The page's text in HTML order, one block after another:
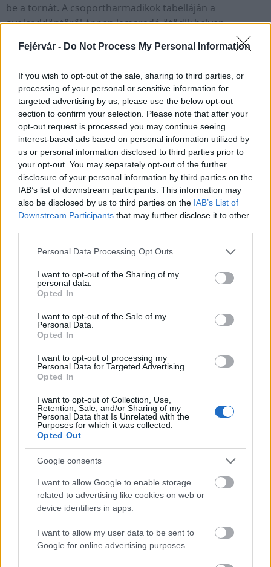
Fejérvár - Do Not Process My Personal Information
If you wish to opt-out of the sale, sharing to third parties, or
processing of your personal or sensitive information for
targeted advertising by us, please use the below opt-out
section to confirm your selection. Please note that after your
opt-out request is processed you may continue seeing
interest-based ads based on personal information utilized by
us or personal information disclosed to third parties prior to
your opt-out. You may separately opt-out of the further
disclosure of your personal information by third parties on the
IAB’s list of downstream participants. This information may
also be disclosed by us to third parties on the IAB’s List of
Downstream Participants that may further disclose it to other
Please note that this website/app uses one or more Google
not limited to your visit or usage behaviour. You may click to
grant or deny consent to Google and its third-party tags to
use your data for below specified purposes in below Google
consent section.
Personal Data Processing Opt Outs
I want to opt-out of the Sharing of my
personal data.
Opted In
I want to opt-out of the Sale of my
Personal Data.
Opted In
I want to opt-out of processing my
Personal Data for Targeted Advertising.
Opted In
I want to opt-out of Collection, Use,
Retention, Sale, and/or Sharing of my
Personal Data that Is Unrelated with the
Purposes for which it was collected.
Opted Out
Google consents
I want to allow Google to enable storage
related to advertising like cookies on web or
device identifiers in apps.
I want to allow my user data to be sent to
Google for online advertising purposes.
be a tornát. A csoportharmadikok tabelláján a
nyolcaddöntőről éppen lemaradó ötödik helyen
végeztek. Három éve az előző kontinensviadalon is a
csoportkörben búcsúztak Rossi tanítványai, akkor két
Portugália mögött.
A nemzeti együttes legközelebb szeptember 7-én a
Nemzetek Ligája negyedik idényének rajtján
Németország vendége lesz Düsseldorfban.
Országos hírek Európa-bajnokság
magyar labdarúgó válogatott
Marco Rossi
Hódmezővásárhely iskolaépítés FERROÉP Zrt. oktatási beruházás
református iskoláját
A Szőnyi Benjámin Általános Iskola fejlesztését a FERROÉP
kivitelezheti; a munkák csaknem egy évig tartanak majd.
Látványos építési szakasz indult be a